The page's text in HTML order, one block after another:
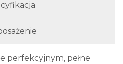
perfekcyjnym, pełne